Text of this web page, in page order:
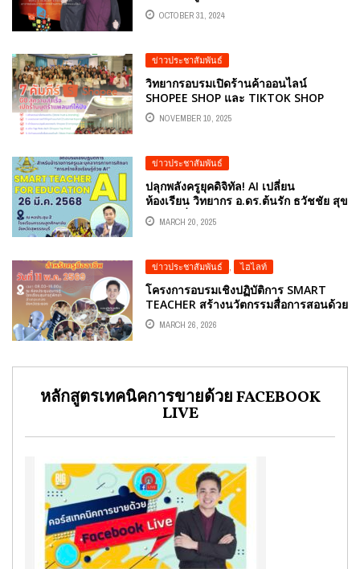
ขายสินค้าชวนลงทุนทำธุรกิจผิดฟังสด
FM105.0 MHZ ทั่วประเทศ สถานีวิทยุ
ประชาสัมพันธ์
OCTOBER 31, 2024
ข่าวประชาสัมพันธ์
วิทยากรอบรมเปิดร้านค้าออนไลน์
SHOPEE SHOP และ TIKTOK SHOP
พร้อม 7 คัมภีร์ SHOPEE & TIKTOK GO
เปิดร้านให้ปังขายดีในโลกออนไลน์
ธวัชชัย สุขสีดา
NOVEMBER 10, 2025
ข่าวประชาสัมพันธ์
ปลุกพลังครูยุคดิจิทัล! AI เปลี่ยน
ห้องเรียน วิทยากร อ.ดร.ต้นรัก ธวัชชัย สุข
สีดา ผู้เชี่ยวชาญด้าน AI และนวัตกรรม
การศึกษา
MARCH 20, 2025
ข่าวประชาสัมพันธ์ , ไฮไลท์
โครงการอบรมเชิงปฏิบัติการ SMART
TEACHER สร้างนวัตกรรมสื่อการสอนด้วย
AI โรงเรียนสุนทรภู่พิทยา วิทยากร
อาจารย์สอน วิทยากร ผู้เชี่ยวชาญด้านการ
รัฐสภา
MARCH 26, 2026
หลักสูตรเทคนิคการขายด้วย FACEBOOK
LIVE